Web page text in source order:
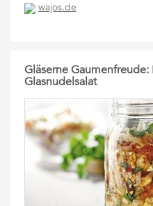
wajos.de
Gläserne Gaumenfreude:
Glasnudelsalat